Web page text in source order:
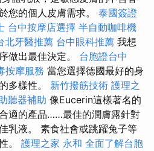
您的個人皮膚需求。 泰國簽證
台中按摩店選擇 半自動咖啡機
北牙醫推薦 台中眼科推薦 我想
做出最佳決定。 台胞證台中
按摩服務 當您選擇德國最好的身
多樣性。 新竹撥筋技術 護理之
聽器補助 像Eucerin這樣著名的
適的產品……最佳的潤膚露針對
乳液。 素食社會或跳躍兔子等
。 護理之家 永和 全面了解台胞